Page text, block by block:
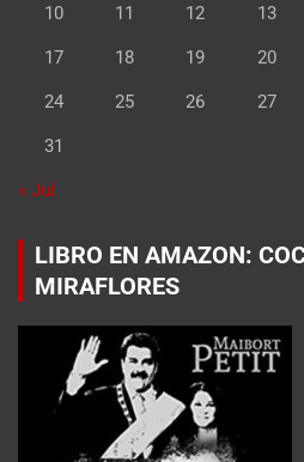
10 11 12 13
17 18 19 20
24 25 26 27
31
« Jul
LIBRO EN AMAZON:
MIRAFLORES